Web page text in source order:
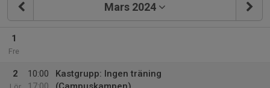
Mars 2024
1
Fre
2
10:00
Kastgrupp: Ingen träning